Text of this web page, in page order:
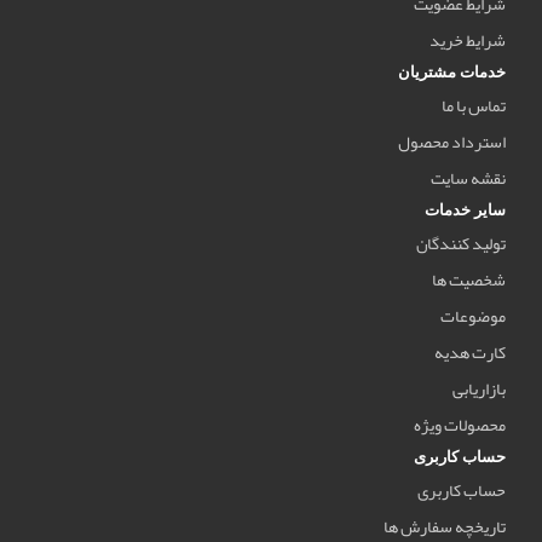
شرایط خرید
خدمات مشتریان
تماس با ما
استرداد محصول
نقشه سایت
سایر خدمات
تولید کنندگان
شخصیت ها
موضوعات
کارت هدیه
بازاریابی
محصولات ویژه
حساب کاربری
حساب کاربری
تاریخچه سفارش ها